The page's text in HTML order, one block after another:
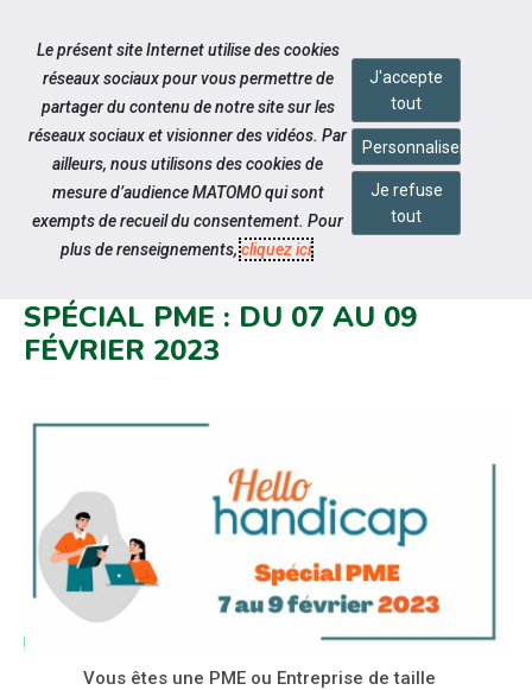
Aller au contenu
Notre actualité
SALON DE RECRUTEMENT 100%
SPÉCIAL PME : DU 07 AU 09
FÉVRIER 2023
Vous êtes une PME ou Entreprise de taille
Le présent site Internet utilise des cookies
réseaux sociaux pour vous permettre de
partager du contenu de notre site sur les
réseaux sociaux et visionner des vidéos. Par
ailleurs, nous utilisons des cookies de
mesure d’audience MATOMO qui sont
exempts de recueil du consentement. Pour
plus de renseignements,cliquez ici.
J'accepte
tout
Personnaliser
Je refuse
tout